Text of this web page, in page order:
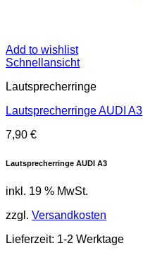
Add to wishlist
Schnellansicht
Lautsprecherringe
Lautsprecherringe AUDI A3
7,90 €
Lautsprecherringe AUDI A3
inkl. 19 % MwSt.
zzgl. Versandkosten
Lieferzeit: 1-2 Werktage